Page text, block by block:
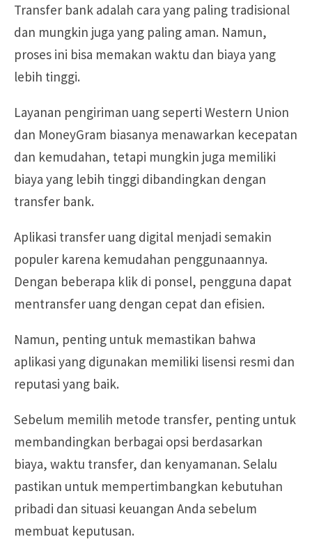
Transfer bank adalah cara yang paling tradisional
dan mungkin juga yang paling aman. Namun,
proses ini bisa memakan waktu dan biaya yang
lebih tinggi.
Layanan pengiriman uang seperti Western Union
dan MoneyGram biasanya menawarkan kecepatan
dan kemudahan, tetapi mungkin juga memiliki
biaya yang lebih tinggi dibandingkan dengan
transfer bank.
Aplikasi transfer uang digital menjadi semakin
populer karena kemudahan penggunaannya.
Dengan beberapa klik di ponsel, pengguna dapat
mentransfer uang dengan cepat dan efisien.
Namun, penting untuk memastikan bahwa
aplikasi yang digunakan memiliki lisensi resmi dan
reputasi yang baik.
Sebelum memilih metode transfer, penting untuk
membandingkan berbagai opsi berdasarkan
biaya, waktu transfer, dan kenyamanan. Selalu
pastikan untuk mempertimbangkan kebutuhan
pribadi dan situasi keuangan Anda sebelum
membuat keputusan.